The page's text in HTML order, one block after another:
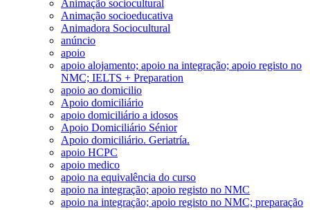
Animação sociocultural
Animação socioeducativa
Animadora Sociocultural
anúncio
apoio
apoio alojamento; apoio na integração; apoio registo no
NMC; IELTS + Preparation
apoio ao domicilio
Apoio domiciliário
apoio domiciliário a idosos
Apoio Domiciliário Sénior
Apoio domiciliário. Geriatría.
apoio HCPC
apoio medico
apoio na equivalência do curso
apoio na integração; apoio registo no NMC
apoio na integração; apoio registo no NMC; preparação